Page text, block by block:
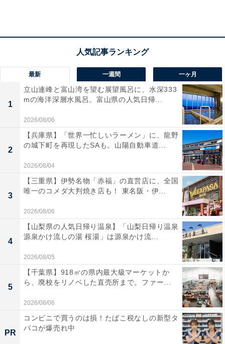
だ。
こう話すのは、竜也さん（仮名／33歳）だ。彼は、都内
近郊の実家で両親と3人で暮らしている。3歳年上の兄は
数年前、結婚と同時に実家を出た。
「『1人暮らししないの？』とか『彼女いないの？』と
かはよく聞かれますけど、大学も都内、職場も都内。彼
女もいない。だから実家を出る必要がない」
30歳を過ぎてから「子供部屋おじさんじゃん（笑）」と
揶揄（やゆ）されたこともある竜也さんだが、彼は「子
供部屋おじさんは、ある意味勝ち組」と語る。
「就職したての安い給料で、ヒーヒー言いながら1人暮
らしをしなければいけない地方出身の同級生に比べる
と、使えるお金は多い。それに、働き始めの大変な時期
に、家に帰ればご飯があるのは実家暮らしの特権だと思
う」
最新 一週間 一ヶ月
1
立山連峰と富山湾を望む展望風呂に、水深333
mの海洋深層水風呂。富山県の人気日帰...
2026/08/06
2
【兵庫県】「世界一忙しいラーメン」に、龍野
の城下町を再現したSAも。山陽自動車道...
2026/08/04
3
【三重県】伊勢名物「赤福」の直営店に、全国
唯一のコメダ大判焼き店も！ 東名阪・伊...
2026/08/06
4
【山梨県の人気日帰り温泉】「山梨日帰り温泉
源泉かけ流しの湯 桜湯」は源泉かけ流...
2026/08/05
5
【千葉県】918㎡の県内最大級マーケットか
ら、廃校をリノベした直売所まで。ファー...
2026/08/06
PR
コンビニで買うのは損！たばこ税なしの新型タ
バコが爆売れ中